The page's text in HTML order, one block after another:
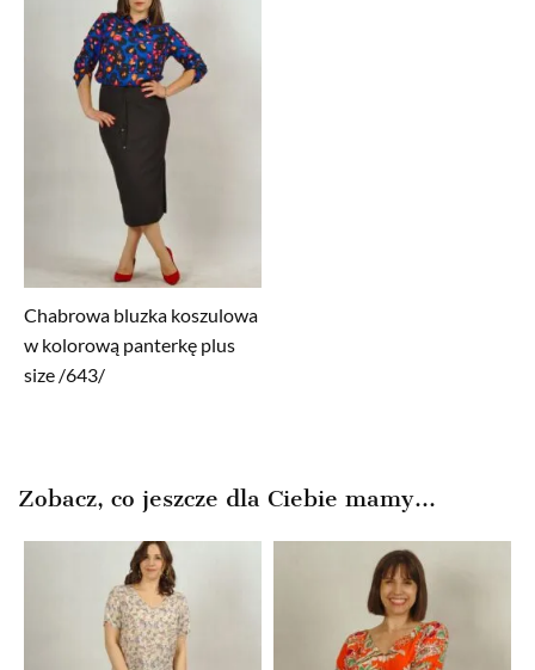
Chabrowa bluzka koszulowa
w kolorową panterkę plus
size /643/
Zobacz, co jeszcze dla Ciebie mamy...